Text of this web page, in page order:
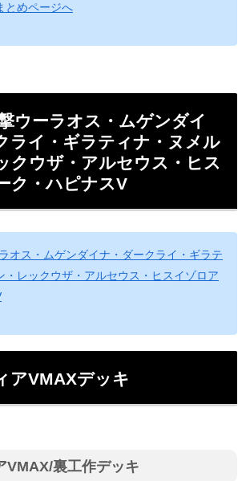
とめページへ
撃ウーラオス・ムゲンダイ
ライ・ギラティナ・ヌメル
クウザ・アルセウス・ヒス
ク・ハピナスV
ラオス・ムゲンダイナ・ダークライ・ギラテ
・レックウザ・アルセウス・ヒスイゾロア
アVMAXデッキ
VMAX/裏工作デッキ